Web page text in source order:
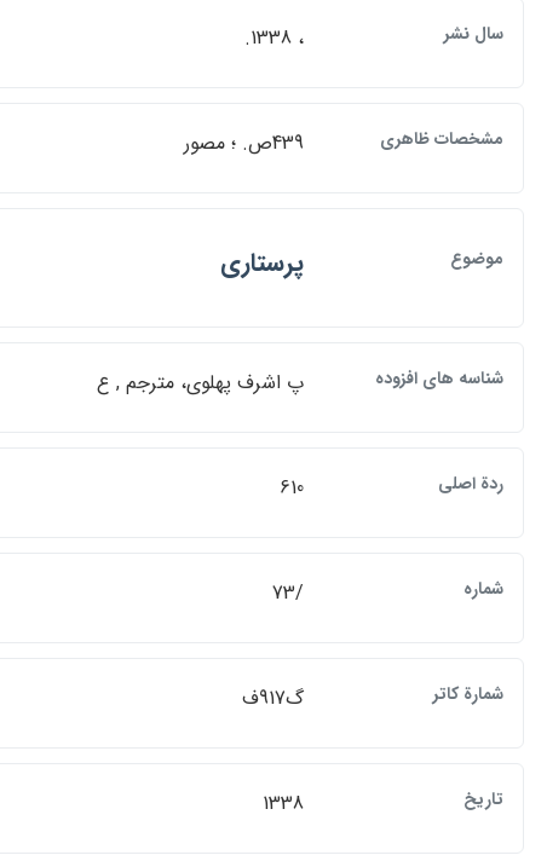
سال نشر ، 1338.
مشخصات ظاهري 439ص. ؛ مصور
موضوع پرستاري
شناسه هاي افزوده پ اشرف پهلوي، مترجم , ع
ردة اصلي 610
شماره /73
شمارة کاتر گ917ف
تاريخ 1338